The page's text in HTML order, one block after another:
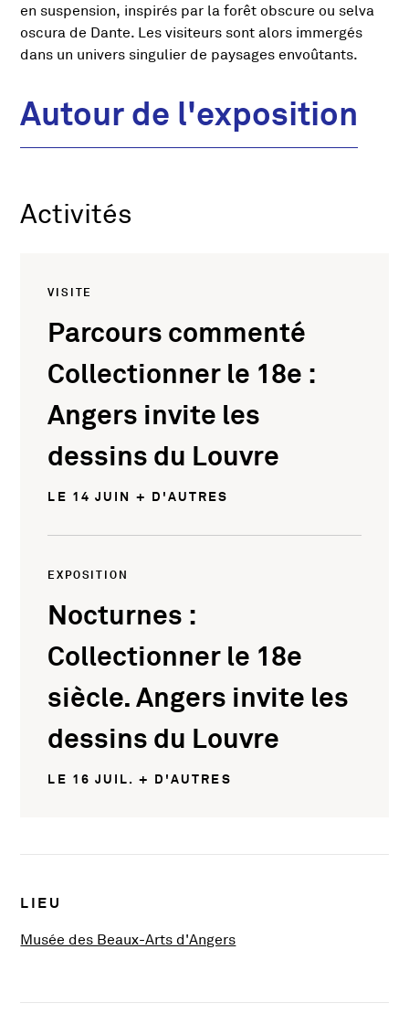
en suspension, inspirés par la forêt obscure ou selva
oscura de Dante. Les visiteurs sont alors immergés
dans un univers singulier de paysages envoûtants.
Autour de l'exposition
Activités
VISITE
Parcours commenté
Collectionner le 18e :
Angers invite les
dessins du Louvre
LE 14 JUIN + D'AUTRES
EXPOSITION
Nocturnes :
Collectionner le 18e
siècle. Angers invite les
dessins du Louvre
LE 16 JUIL. + D'AUTRES
LIEU
Musée des Beaux-Arts d'Angers, Ouvre une nouvelle